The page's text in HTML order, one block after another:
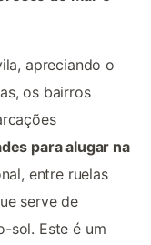
apreciando o
os bairros
para alugar na
entre ruelas
serve de
sol. Este é um